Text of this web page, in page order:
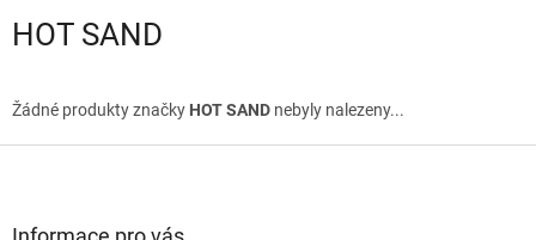
HOT SAND
Žádné produkty značky HOT SAND nebyly nalezeny...